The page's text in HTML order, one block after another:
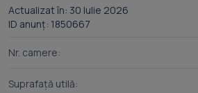
Blascovici, in apropiere de
mijloace de transport in comun Ideal pentru: - Cupluri -
Studenti - Persoane singure Pret chirie: 250
Actualizat în: 30 Iulie 2026
ID anunț: 1850667
Nr. camere:
Suprafață utilă: